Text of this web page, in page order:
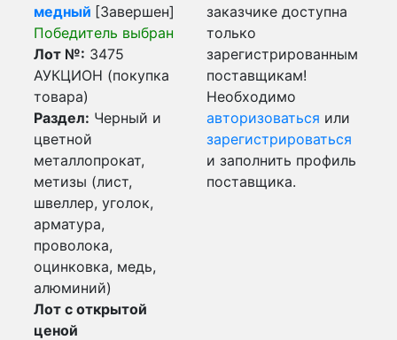
медный [Завершен]
Победитель выбран
Лот №: 3475
АУКЦИОН (покупка
товара)
Раздел: Черный и
цветной
металлопрокат,
метизы (лист,
швеллер, уголок,
арматура,
проволока,
оцинковка, медь,
алюминий)
Лот с открытой
ценой
заказчике доступна
только
зарегистрированным
поставщикам!
Необходимо
авторизоваться или
зарегистрироваться
и заполнить профиль
поставщика.